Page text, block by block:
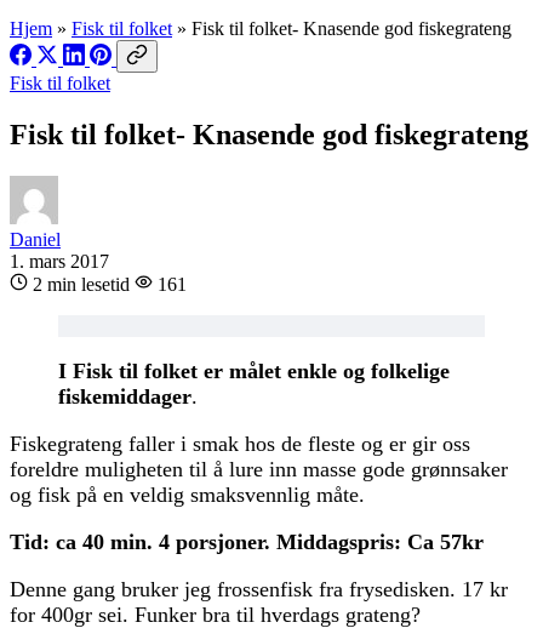
Hjem » Fisk til folket » Fisk til folket- Knasende god fiskegrateng
Fisk til folket
Fisk til folket- Knasende god fiskegrateng
Daniel
1. mars 2017
2 min lesetid
161
I Fisk til folket er målet enkle og folkelige
fiskemiddager.
Fiskegrateng faller i smak hos de fleste og er gir oss
foreldre muligheten til å lure inn masse gode grønnsaker
og fisk på en veldig smaksvennlig måte.
Tid: ca 40 min. 4 porsjoner. Middagspris: Ca 57kr
Denne gang bruker jeg frossenfisk fra frysedisken. 17 kr
for 400gr sei. Funker bra til hverdags grateng?